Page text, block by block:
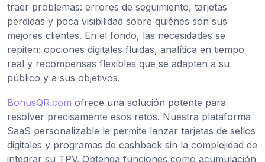
traer problemas: errores de seguimiento, tarjetas
perdidas y poca visibilidad sobre quiénes son sus
mejores clientes. En el fondo, las necesidades se
repiten: opciones digitales fluidas, analítica en tiempo
real y recompensas flexibles que se adapten a su
público y a sus objetivos.
BonusQR.com ofrece una solución potente para
resolver precisamente esos retos. Nuestra plataforma
SaaS personalizable le permite lanzar tarjetas de sellos
digitales y programas de cashback sin la complejidad de
integrar su TPV. Obtenga funciones como acumulación